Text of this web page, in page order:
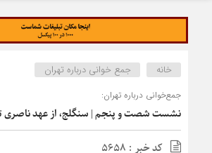
خانه جمع‌ خوانی درباره تهران
جمع‌خوانی درباره تهران:
نشست شصت و پنجم | سنگلج، از عهد ناصری تا
کد خبر : 5658